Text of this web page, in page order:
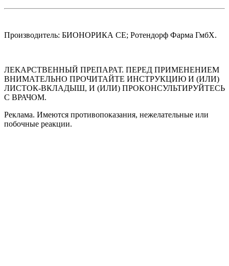
Производитель: БИОНОРИКА СЕ; Ротендорф Фарма ГмбХ.
ЛЕКАРСТВЕННЫЙ ПРЕПАРАТ. ПЕРЕД ПРИМЕНЕНИЕМ
ВНИМАТЕЛЬНО ПРОЧИТАЙТЕ ИНСТРУКЦИЮ И (ИЛИ)
ЛИСТОК-ВКЛАДЫШ, И (ИЛИ) ПРОКОНСУЛЬТИРУЙТЕСЬ
С ВРАЧОМ.
Реклама. Имеются противопоказания, нежелательные или
побочные реакции.